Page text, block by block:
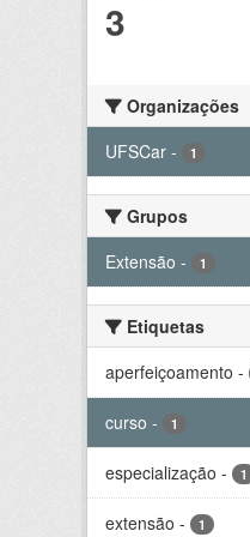
3
Organizações
UFSCar - 1
Grupos
Extensão - 1
Etiquetas
aperfeiçoamento -
curso - 1
especialização - 1
extensão - 1